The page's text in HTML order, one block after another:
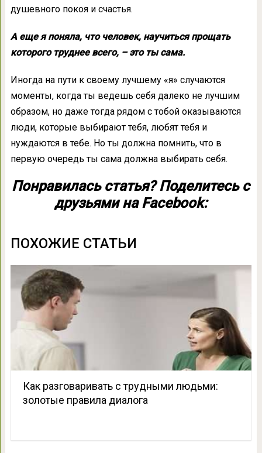
душевного покоя и счастья.
А еще я поняла, что человек, научиться прощать
которого труднее всего, – это ты сама.
Иногда на пути к своему лучшему «я» случаются
моменты, когда ты ведешь себя далеко не лучшим
образом, но даже тогда рядом с тобой оказываются
люди, которые выбирают тебя, любят тебя и
нуждаются в тебе. Но ты должна помнить, что в
первую очередь ты сама должна выбирать себя.
Понравилась статья? Поделитесь с
друзьями на Facebook:
ПОХОЖИЕ СТАТЬИ
Как разговаривать c трудными людьми:
золотые правила диалога